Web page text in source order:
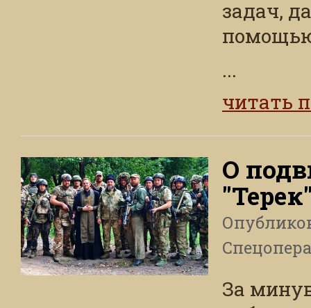
задач,
...
читать
О
За